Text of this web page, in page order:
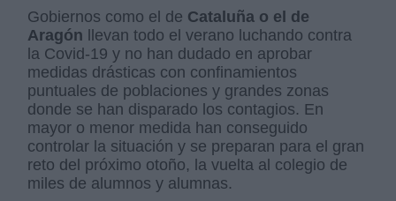
Gobiernos como el de Cataluña o el de
Aragón llevan todo el verano luchando contra
la Covid-19 y no han dudado en aprobar
medidas drásticas con confinamientos
puntuales de poblaciones y grandes zonas
donde se han disparado los contagios. En
mayor o menor medida han conseguido
controlar la situación y se preparan para el gran
reto del próximo otoño, la vuelta al colegio de
miles de alumnos y alumnas.